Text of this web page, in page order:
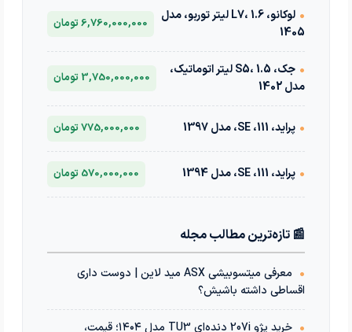
•
لوکانو، L7، 1.6 لیتر توربو، مدل
1405
6,760,000,000 تومان
•
جک، S5، 1.5 لیتر اتوماتیک،
مدل 1402
3,750,000,000 تومان
• پراید، 111، SE، مدل 1397 775,000,000 تومان
• پراید، 111، SE، مدل 1394 570,000,000 تومان
📰 تازه‌ترین مطالب مجله
•
معرفی میتسوبیشی ASX مید لاین | دوست داری
اقساطی داشته باشیش؟
•
خرید پژو 207i دنده‌ای TU3 مدل ۱۴۰۴؛ قیمت،